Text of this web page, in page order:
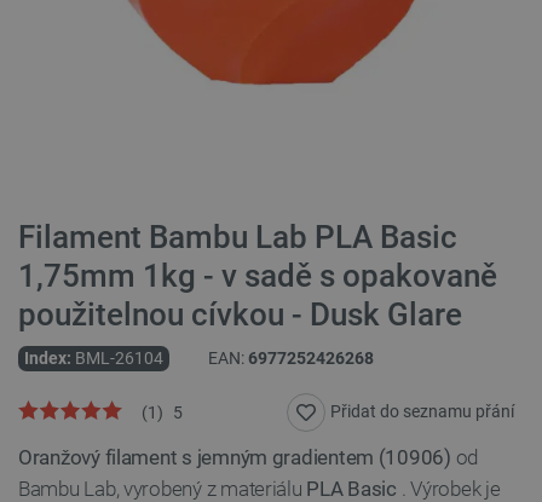
Filament Bambu Lab PLA Basic
1,75mm 1kg - v sadě s opakovaně
použitelnou cívkou - Dusk Glare
Index: BML-26104 EAN:6977252426268
5
(1) Přidat do seznamu přání
Oranžový filament s jemným gradientem (10906) od
Bambu Lab, vyrobený z materiálu PLA Basic . Výrobek je